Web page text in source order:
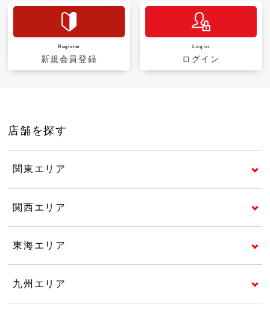
Register
新規会員登録
Log in
ログイン
店舗を探す
関東エリア
関西エリア
東海エリア
九州エリア